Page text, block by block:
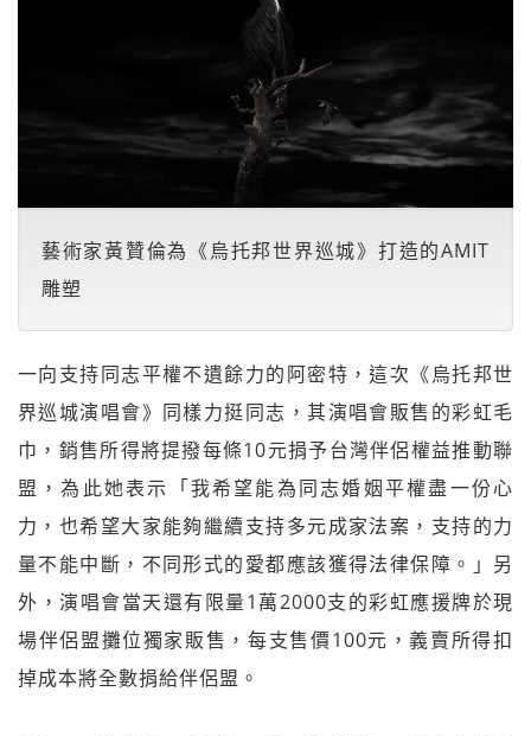
藝術家黃贊倫為《烏托邦世界巡城》打造的AMIT
雕塑
一向支持同志平權不遺餘力的阿密特，這次《烏托邦世
界巡城演唱會》同樣力挺同志，其演唱會販售的彩虹毛
巾，銷售所得將提撥每條10元捐予台灣伴侶權益推動聯
盟，為此她表示「我希望能為同志婚姻平權盡一份心
力，也希望大家能夠繼續支持多元成家法案，支持的力
量不能中斷，不同形式的愛都應該獲得法律保障。」另
外，演唱會當天還有限量1萬2000支的彩虹應援牌於現
場伴侶盟攤位獨家販售，每支售價100元，義賣所得扣
掉成本將全數捐給伴侶盟。